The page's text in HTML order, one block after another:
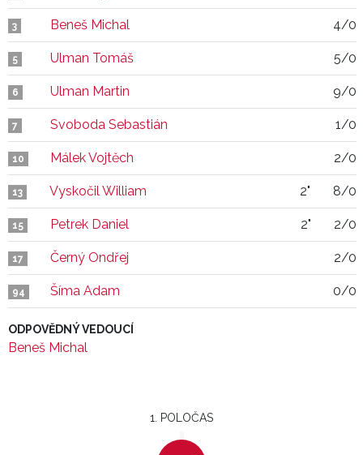
3 Beneš Michal 4/0
5 Ulman Tomáš 5/0
6 Ulman Martin 9/0
7 Svoboda Sebastián 1/0
10 Málek Vojtěch 2/0
13 Vyskočil William 2" 8/0
15 Petrek Daniel 2" 2/0
17 Černý Ondřej 2/0
94 Šíma Adam 0/0
ODPOVĚDNÝ VEDOUCÍ
Beneš Michal
1. POLOČAS